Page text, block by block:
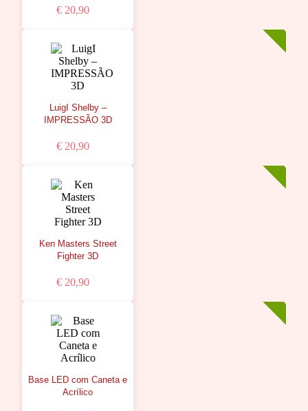
€ 20,90
LuigI Shelby –
IMPRESSÃO 3D
€ 20,90
Ken Masters Street
Fighter 3D
€ 20,90
Base LED com Caneta e
Acrílico